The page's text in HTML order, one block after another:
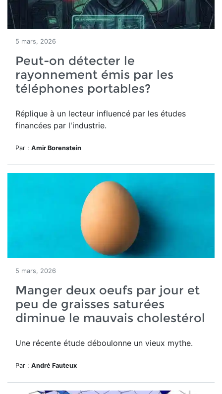
5 mars, 2026
Peut-on détecter le
rayonnement émis par les
téléphones portables?
Réplique à un lecteur influencé par les études
financées par l'industrie.
Par : Amir Borenstein
5 mars, 2026
Manger deux oeufs par jour et
peu de graisses saturées
diminue le mauvais cholestérol
Une récente étude déboulonne un vieux mythe.
Par : André Fauteux